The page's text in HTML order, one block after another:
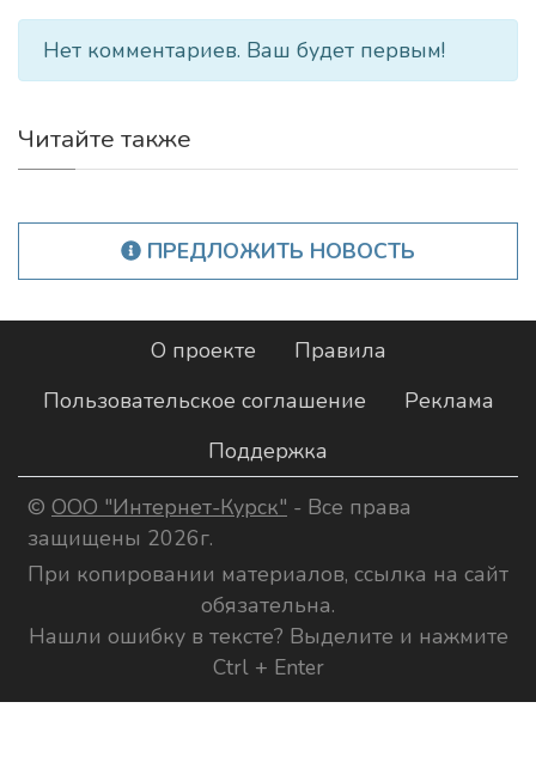
Нет комментариев. Ваш будет первым!
Читайте также
ПРЕДЛОЖИТЬ НОВОСТЬ
О проекте
Правила
Пользовательское соглашение
Реклама
Поддержка
© ООО "Интернет-Курск" - Все права
защищены 2026г.
При копировании материалов, ссылка на сайт
обязательна.
Нашли ошибку в тексте? Выделите и нажмите
Ctrl + Enter